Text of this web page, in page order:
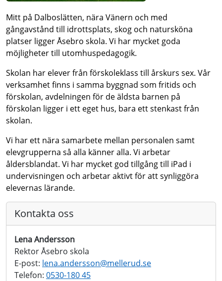
Mitt på Dalboslätten, nära Vänern och med
gångavstånd till idrottsplats, skog och natursköna
platser ligger Åsebro skola. Vi har mycket goda
möjligheter till utomhuspedagogik.
Skolan har elever från förskoleklass till årskurs sex. Vår
verksamhet finns i samma byggnad som fritids och
förskolan, avdelningen för de äldsta barnen på
förskolan ligger i ett eget hus, bara ett stenkast från
skolan.
Vi har ett nära samarbete mellan personalen samt
elevgrupperna så alla känner alla. Vi arbetar
åldersblandat. Vi har mycket god tillgång till iPad i
undervisningen och arbetar aktivt för att synliggöra
elevernas lärande.
Kontakta oss
Lena Andersson
Rektor Åsebro skola
E-post: lena.andersson@mellerud.se
Telefon: 0530-180 45